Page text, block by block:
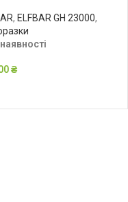
, ELFBAR GH 23000,
₴